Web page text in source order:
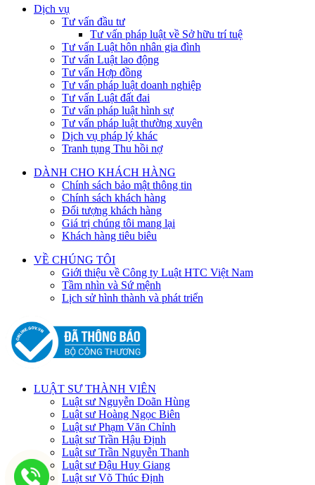
Dịch vụ
Tư vấn đầu tư
Tư vấn pháp luật về Sở hữu trí tuệ
Tư vấn Luật hôn nhân gia đình
Tư vấn Luật lao động
Tư vấn Hợp đồng
Tư vấn pháp luật doanh nghiệp
Tư vấn Luật đất đai
Tư vấn pháp luật hình sự
Tư vấn pháp luật thường xuyên
Dịch vụ pháp lý khác
Tranh tụng Thu hồi nợ
DÀNH CHO KHÁCH HÀNG
Chính sách bảo mật thông tin
Chính sách khách hàng
Đối tượng khách hàng
Giá trị chúng tôi mang lại
Khách hàng tiêu biêu
VỀ CHÚNG TÔI
Giới thiệu về Công ty Luật HTC Việt Nam
Tầm nhìn và Sứ mệnh
Lịch sử hình thành và phát triển
LUẬT SƯ THÀNH VIÊN
Luật sư Nguyễn Doãn Hùng
Luật sư Hoàng Ngọc Biên
Luật sư Phạm Văn Chỉnh
Luật sư Trần Hậu Định
Luật sư Trần Nguyễn Thanh
Luật sư Đậu Huy Giang
Luật sư Võ Thúc Định